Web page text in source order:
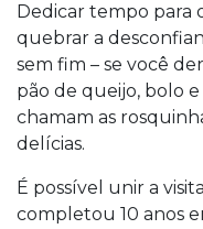
Dedicar tempo para
quebrar a
sem fim – se você
pão de queijo, bolo
chamam as
delícias.
É possível unir a
completou 10 anos